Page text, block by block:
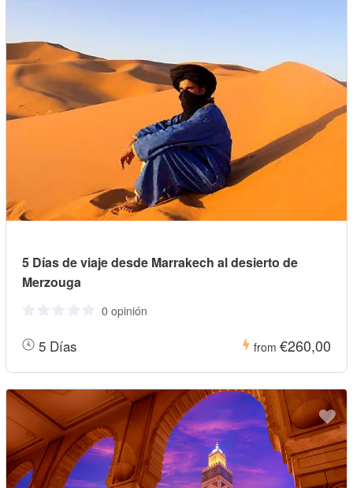
5 Días de viaje desde Marrakech al desierto de
Merzouga
0 opinión
5 Días from €260,00